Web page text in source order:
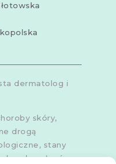
dermatolog i
skóry,
drogą
stany
włosów,